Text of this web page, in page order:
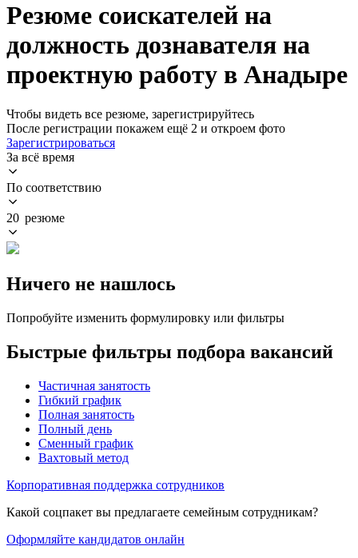
Резюме соискателей на
должность дознавателя на
проектную работу в Анадыре
Чтобы видеть все резюме, зарегистрируйтесь
После регистрации покажем ещё 2 и откроем фото
Зарегистрироваться
За всё время
По соответствию
20 резюме
Ничего не нашлось
Попробуйте изменить формулировку или фильтры
Быстрые фильтры подбора вакансий
Частичная занятость
Гибкий график
Полная занятость
Полный день
Сменный график
Вахтовый метод
Корпоративная поддержка сотрудников
Какой соцпакет вы предлагаете семейным сотрудникам?
Оформляйте кандидатов онлайн